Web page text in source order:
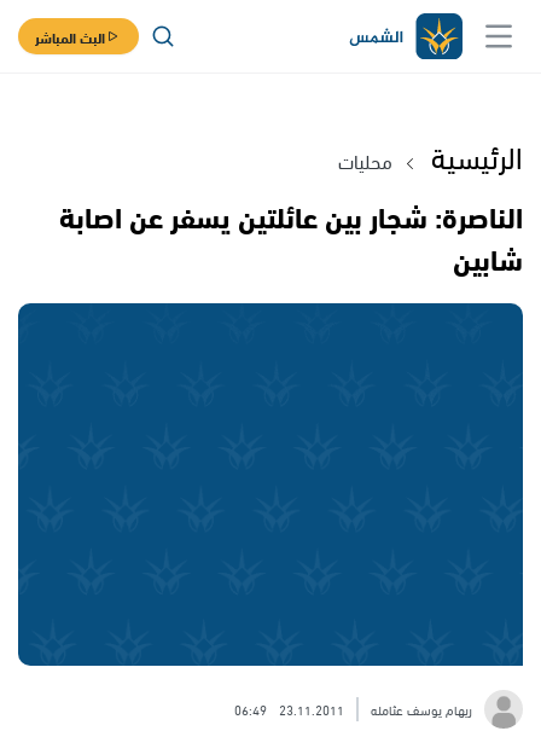
البث المباشر
الرئيسية محليات
الناصرة: شجار بين عائلتين يسفر عن اصابة
شابين
ريهام يوسف عثامله 23.11.2011
06:49